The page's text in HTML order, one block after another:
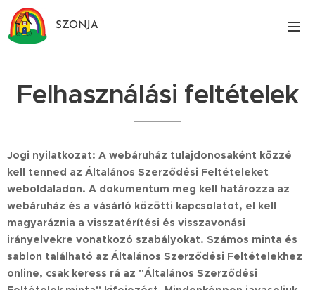
SZONJA
Felhasználási feltételek
Jogi nyilatkozat: A webáruház tulajdonosaként közzé
kell tenned az Általános Szerződési Feltételeket
weboldaladon. A dokumentum meg kell határozza az
webáruház és a vásárló közötti kapcsolatot, el kell
magyaráznia a visszatérítési és visszavonási
irányelvekre vonatkozó szabályokat. Számos minta és
sablon található az Általános Szerződési Feltételekhez
online, csak keress rá az "Általános Szerződési